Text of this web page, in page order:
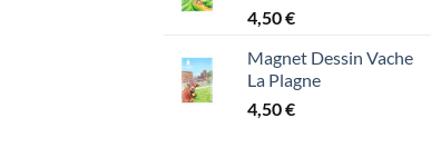
4,50€
Magnet Dessin Vache
La Plagne
4,50€